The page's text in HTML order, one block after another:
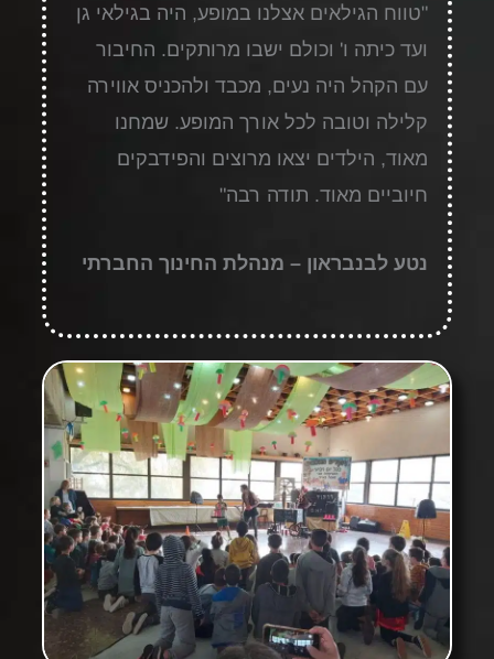
"טווח הגילאים אצלנו במופע, היה בגילאי גן
ועד כיתה ו' וכולם ישבו מרותקים. החיבור
עם הקהל היה נעים, מכבד ולהכניס אווירה
קלילה וטובה לכל אורך המופע. שמחנו
מאוד, הילדים יצאו מרוצים והפידבקים
חיוביים מאוד. תודה רבה"
נטע לבנבראון – מנהלת החינוך החברתי